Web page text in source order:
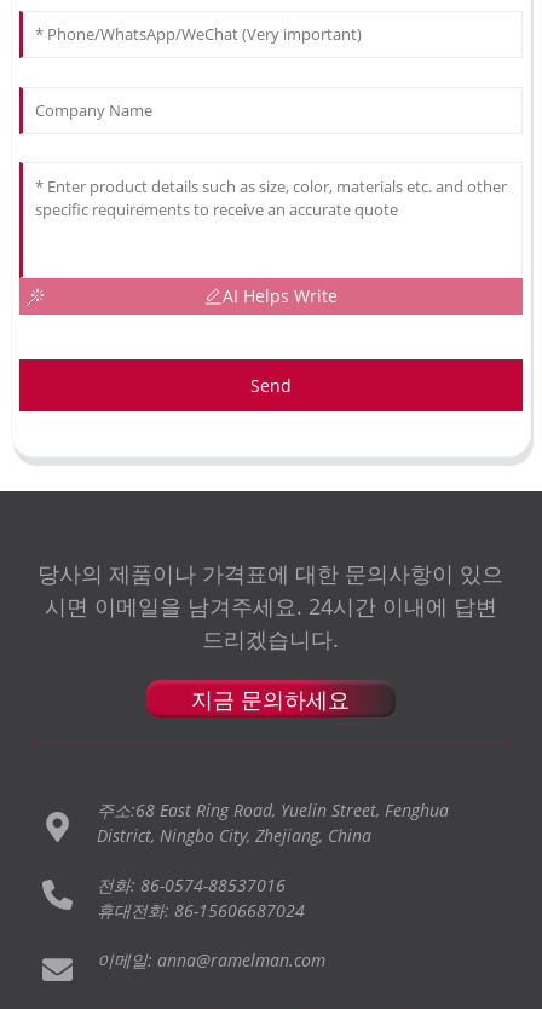
AI Helps Write
Send
당사의 제품이나 가격표에 대한 문의사항이 있으
시면 이메일을 남겨주세요. 24시간 이내에 답변
드리겠습니다.
지금 문의하세요
주소:68 East Ring Road, Yuelin Street, Fenghua
District, Ningbo City, Zhejiang, China
전화: 86-0574-88537016
휴대전화: 86-15606687024
이메일: anna@ramelman.com